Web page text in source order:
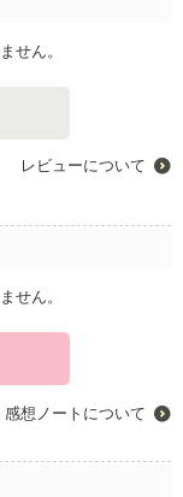
せん。
レビューについて
せん。
感想ノートについて